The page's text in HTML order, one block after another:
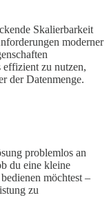
Skalierbarkeit
moderner
effizient zu nutzen,
der Datenmenge.
problemlos an
du eine kleine
möchtest –
zu